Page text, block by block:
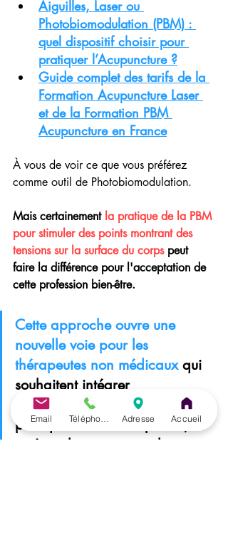
Aiguilles, Laser ou
Photobiomodulation (PBM) :
quel dispositif choisir pour
pratiquer l’Acupuncture ?
Guide complet des tarifs de la
Formation Acupuncture Laser
et de la Formation PBM
Acupuncture en France
À vous de voir ce que vous préférez
comme outil de Photobiomodulation.
Mais certainement la pratique de la PBM
pour stimuler des points montrant des
tensions sur la surface du corps peut
faire la différence pour l'acceptation de
cette profession bien-être.
Cette approche ouvre une
nouvelle voie pour les
thérapeutes non médicaux qui
souhaitent intégrer
l’acupuncture dans leur
pratique : kinésithérapeutes,
ostéopathes, naturopathes,
Email Adresse Accueil